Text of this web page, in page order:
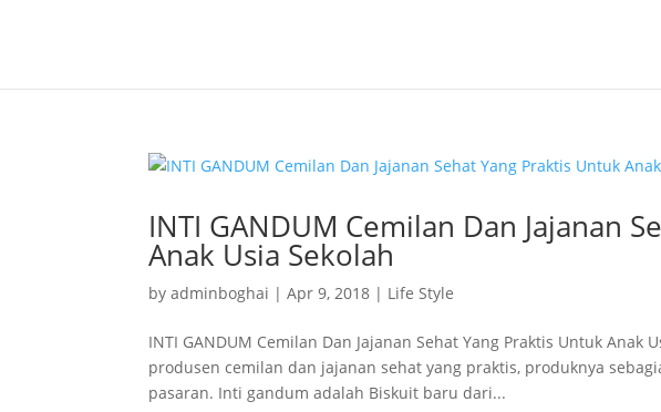
INTI GANDUM Cemilan Dan Jajanan
Anak Usia Sekolah
byadminboghai |Apr 9, 2018 | Life Style
INTI GANDUM Cemilan Dan Jajanan Sehat Yang Praktis Untuk Anak
produsen cemilan dan jajanan sehat yang praktis, produknya
pasaran. Inti gandum adalah Biskuit baru dari...